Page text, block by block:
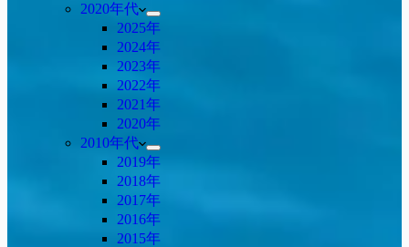
2020年代
2025年
2024年
2023年
2022年
2021年
2020年
2010年代
2019年
2018年
2017年
2016年
2015年